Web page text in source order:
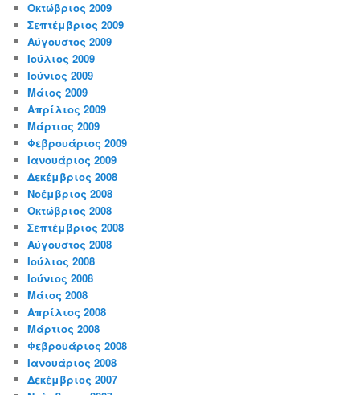
Οκτώβριος 2009
Σεπτέμβριος 2009
Αύγουστος 2009
Ιούλιος 2009
Ιούνιος 2009
Μάιος 2009
Απρίλιος 2009
Μάρτιος 2009
Φεβρουάριος 2009
Ιανουάριος 2009
Δεκέμβριος 2008
Νοέμβριος 2008
Οκτώβριος 2008
Σεπτέμβριος 2008
Αύγουστος 2008
Ιούλιος 2008
Ιούνιος 2008
Μάιος 2008
Απρίλιος 2008
Μάρτιος 2008
Φεβρουάριος 2008
Ιανουάριος 2008
Δεκέμβριος 2007